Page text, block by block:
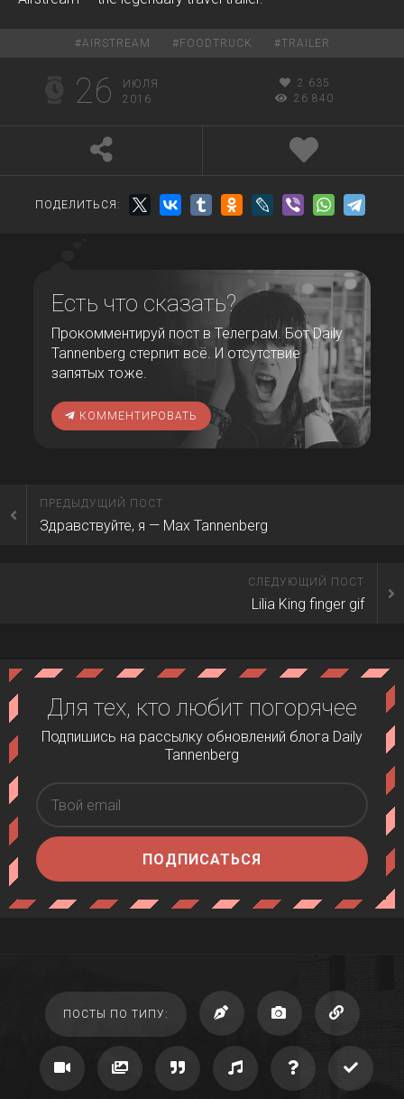
#AIRSTREAM # FOODTRUCK #TRAILER
26
ИЮЛЯ
2016
2 635
26 840
ПОДЕЛИТЬСЯ:
Есть что сказать?
Прокомментируй пост в Телеграм. Бот Daily
Tannenberg стерпит всё. И отсутствие
запятых тоже.
КОММЕНТИРОВАТЬ
ПРЕДЫДУЩИЙ ПОСТ
Здравствуйте, я — Max Tannenberg
СЛЕДУЮЩИЙ ПОСТ
Lilia King finger gif
Для тех, кто любит погорячее
Подпишись на рассылку обновлений блога Daily
Tannenberg
ПОДПИСАТЬСЯ
ПОСТЫ ПО ТИПУ: